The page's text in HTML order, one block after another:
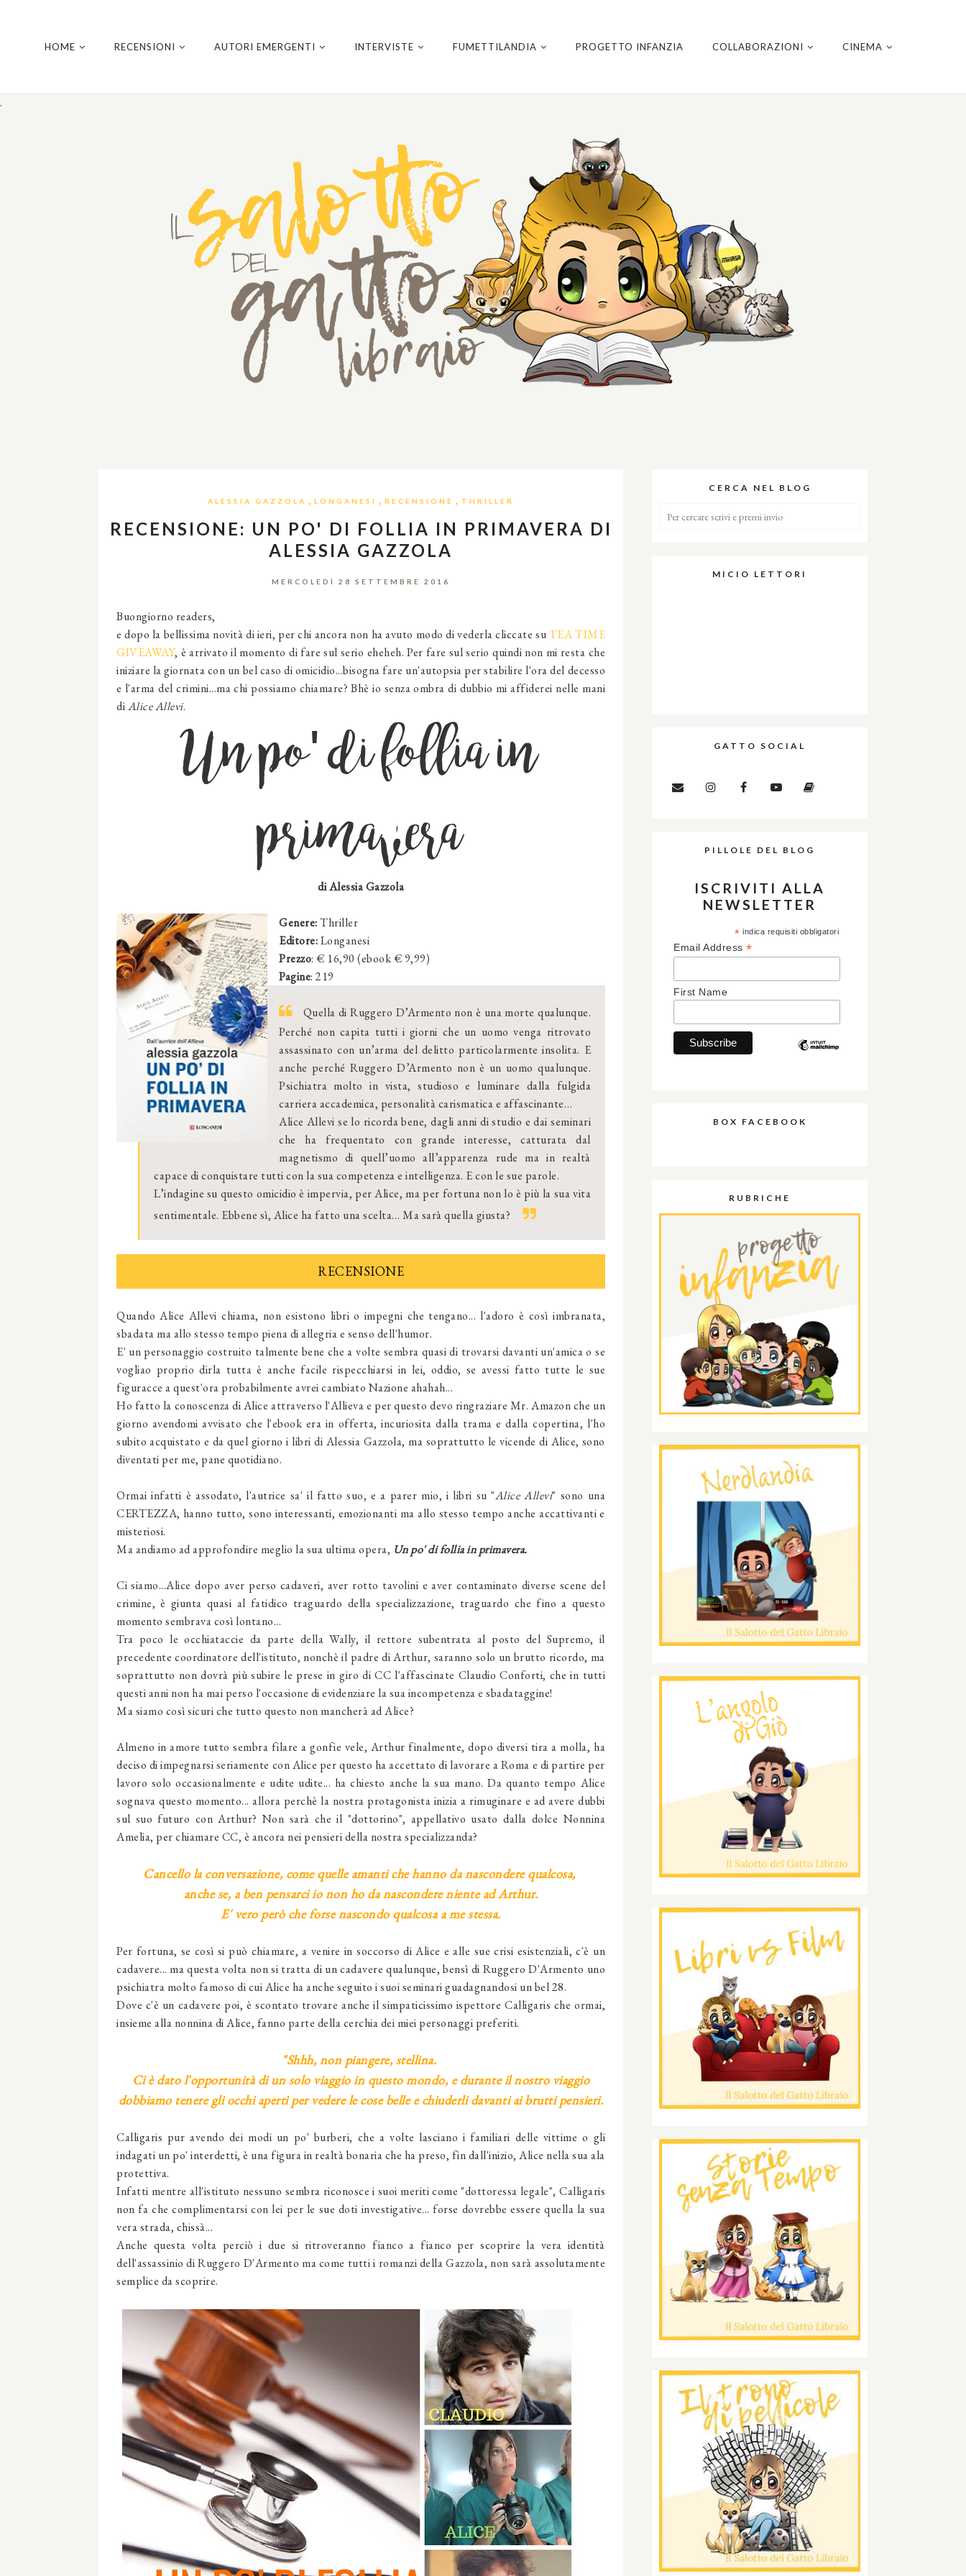
.
HOME RECENSIONI AUTORI EMERGENTI INTERVISTE FUMETTILANDIA PROGETTO INFANZIA COLLABORAZIONI CINEMA
ALESSIA GAZZOLA , LONGANESI , RECENSIONE , THRILLER
RECENSIONE: UN PO' DI FOLLIA IN PRIMAVERA DI
ALESSIA GAZZOLA
MERCOLEDÌ 28 SETTEMBRE 2016
Buongiorno readers,
e dopo la bellissima novità di ieri, per chi ancora non ha avuto modo di vederla cliccate suTEA TIME
GIVEAWAY, è arrivato il momento di fare sul serio eheheh. Per fare sul serio quindi non mi resta che
iniziare la giornata con un bel caso di omicidio...bisogna fare un'autopsia per stabilire l'ora del decesso
e l'arma del crimini...ma chi possiamo chiamare? Bhè io senza ombra di dubbio mi affiderei nelle mani
diAlice Allevi.
Un po' di follia in
primavera
di Alessia Gazzola
Genere:Thriller
Editore:Longanesi
Prezzo: € 16,90 (ebook € 9,99)
Pagine: 219
Quella di Ruggero D’Armento non è una morte qualunque.
Perché non capita tutti i giorni che un uomo venga ritrovato
assassinato con un’arma del delitto particolarmente insolita. E
anche perché Ruggero D’Armento non è un uomo qualunque.
Psichiatra molto in vista, studioso e luminare dalla fulgida
carriera accademica, personalità carismatica e affascinante…
Alice Allevi se lo ricorda bene, dagli anni di studio e dai seminari
che ha frequentato con grande interesse, catturata dal
magnetismo di quell’uomo all’apparenza rude ma in realtà
capace di conquistare tutti con la sua competenza e intelligenza. E con le sue parole.
L’indagine su questo omicidio è impervia, per Alice, ma per fortuna non lo è più la sua vita
sentimentale. Ebbene sì, Alice ha fatto una scelta… Ma sarà quella giusta?
RECENSIONE
Quando Alice Allevi chiama, non esistono libri o impegni che tengano... l'adoro è così imbranata,
sbadata ma allo stesso tempo piena di allegria e senso dell'humor.
E' un personaggio costruito talmente bene che a volte sembra quasi di trovarsi davanti un'amica o se
vogliao proprio dirla tutta è anche facile rispecchiarsi in lei, oddio, se avessi fatto tutte le sue
figuracce a quest'ora probabilmente avrei cambiato Nazione ahahah...
Ho fatto la conoscenza di Alice attraverso l'Allieva e per questo devo ringraziare Mr. Amazon che un
giorno avendomi avvisato che l'ebook era in offerta, incuriosita dalla trama e dalla copertina, l'ho
subito acquistato e da quel giorno i libri di Alessia Gazzola, ma soprattutto le vicende di Alice, sono
diventati per me, pane quotidiano.
Ormai infatti è assodato, l'autrice sa' il fatto suo, e a parer mio, i libri su "Alice Allevi" sono una
CERTEZZA, hanno tutto, sono interessanti, emozionanti ma allo stesso tempo anche accattivanti e
misteriosi.
Ma andiamo ad approfondire meglio la sua ultima opera, Un po' di follia in primavera.
Ci siamo...Alice dopo aver perso cadaveri, aver rotto tavolini e aver contaminato diverse scene del
crimine, è giunta quasi al fatidico traguardo della specializzazione, traguardo che fino a questo
momento sembrava così lontano...
Tra poco le occhiataccie da parte della Wally, il rettore subentrata al posto del Supremo, il
precedente coordinatore dell'istituto, nonchè il padre di Arthur, saranno solo un brutto ricordo, ma
soprattutto non dovrà più subire le prese in giro di CC l'affascinate Claudio Conforti, che in tutti
questi anni non ha mai perso l'occasione di evidenziare la sua incompetenza e sbadataggine!
Ma siamo così sicuri che tutto questo non mancherà ad Alice?
Almeno in amore tutto sembra filare a gonfie vele, Arthur finalmente, dopo diversi tira a molla, ha
deciso di impegnarsi seriamente con Alice per questo ha accettato di lavorare a Roma e di partire per
lavoro solo occasionalmente e udite udite... ha chiesto anche la sua mano. Da quanto tempo Alice
sognava questo momento... allora perchè la nostra protagonista inizia a rimuginare e ad avere dubbi
sul suo futuro con Arthur? Non sarà che il "dottorino", appellativo usato dalla dolce Nonnina
Amelia, per chiamare CC, è ancora nei pensieri della nostra specializzanda?
Cancello la conversazione, come quelle amanti che hanno da nascondere qualcosa,
anche se, a ben pensarci io non ho da nascondere niente ad Arthur.
E' vero però che forse nascondo qualcosa a me stessa.
Per fortuna, se così si può chiamare, a venire in soccorso di Alice e alle sue crisi esistenziali, c'è un
cadavere... ma questa volta non si tratta di un cadavere qualunque, bensì di Ruggero D'Armento uno
psichiatra molto famoso di cui Alice ha anche seguito i suoi seminari guadagnandosi un bel 28.
Dove c'è un cadavere poi, è scontato trovare anche il simpaticissimo ispettore Calligaris che ormai,
insieme alla nonnina di Alice, fanno parte della cerchia dei miei personaggi preferiti.
"Shhh, non piangere, stellina.
Ci è dato l'opportunità di un solo viaggio in questo mondo, e durante il nostro viaggio
dobbiamo tenere gli occhi aperti per vedere le cose belle e chiuderli davanti ai brutti pensieri.
Calligaris pur avendo dei modi un po' burberi, che a volte lasciano i familiari delle vittime o gli
indagati un po' interdetti, è una figura in realtà bonaria che ha preso, fin dall'inizio, Alice nella sua ala
protettiva.
Infatti mentre all'istituto nessuno sembra riconosce i suoi meriti come "dottoressa legale", Calligaris
non fa che complimentarsi con lei per le sue doti investigative... forse dovrebbe essere quella la sua
vera strada, chissà...
Anche questa volta perciò i due si ritroveranno fianco a fianco per scoprire la vera identità
dell'assassinio di Ruggero D'Armento ma come tutti i romanzi della Gazzola, non sarà assolutamente
semplice da scoprire.
CERCA NEL BLOG
MICIO LETTORI
GATTO SOCIAL
PILLOLE DEL BLOG
ISCRIVITI ALLA
NEWSLETTER
* indica requisiti obbligatori
Email Address *
First Name
BOX FACEBOOK
RUBRICHE